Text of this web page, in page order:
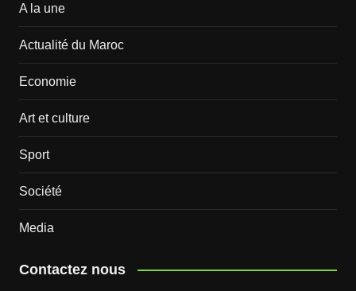
A la une
Actualité du Maroc
Economie
Art et culture
Sport
Société
Media
Contactez nous